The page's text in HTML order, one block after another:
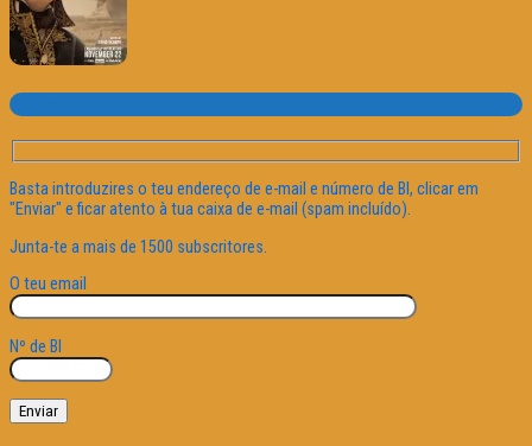
Subscrever o site
Basta introduzires o teu endereço de e-mail e número de BI, clicar em
"Enviar" e ficar atento à tua caixa de e-mail (spam incluído).
Junta-te a mais de 1500 subscritores.
O teu email
Nº de BI